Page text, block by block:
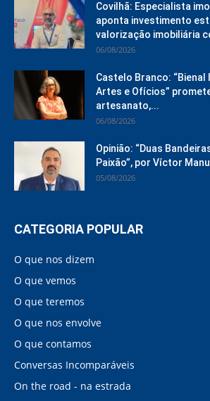
Covilhã: Especialista
aponta investimento
valorização imobiliária
06/08/2026
Castelo Branco:
Artes e Ofícios”
artesanato,...
06/08/2026
Opinião: “Duas
Paixão”, por Víctor
05/08/2026
CATEGORIA POPULAR
O que nos dizem
O que vemos
O que teremos
O que nos envolve
O que contamos
Conversas Incomparáveis
On the road - na estrada